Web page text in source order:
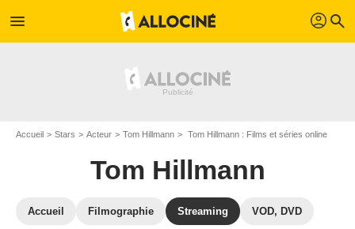
menu profil search
Accueil Stars Acteur Tom Hillmann Tom Hillmann : Films et séries online
Tom Hillmann
Accueil Filmographie Streaming VOD, DVD